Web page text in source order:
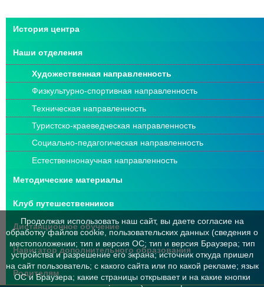
История центра
Наши отделения
Художественная направленность
Физкультурно-спортивная направленность
Техническая направленность
Туристско-краеведческая направленность
Социально-педагогическая направленность
Естественнонаучная направленность
Методические материалы
Клуб путешественников
Дистанционное обучение
Навигатор дополнительного образования
Родителям
Продолжая использовать наш сайт, вы даете согласие на
обработку файлов cookie, пользовательских данных (сведения о
местоположении; тип и версия ОС; тип и версия Браузера; тип
устройства и разрешение его экрана; источник откуда пришел
на сайт пользователь; с какого сайта или по какой рекламе; язык
ОС и Браузера; какие страницы открывает и на какие кнопки